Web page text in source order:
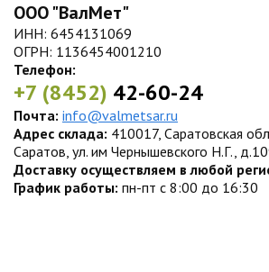
ООО "ВалМет"
ИНН: 6454131069
ОГРН: 1136454001210
Телефон:
+7 (8452) 42-60-24
Почта: info@valmetsar.ru
Адрес склада: 410017, Саратовская
Саратов, ул. им Чернышевского Н.Г.,
Доставку осуществляем в любой
График работы: пн-пт с 8:00 до 16:30